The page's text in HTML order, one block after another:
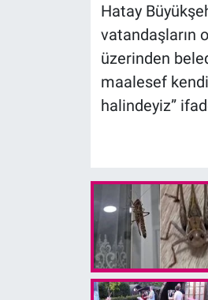
Hatay
vatandaşların
üzerinden
maalesef
halindeyiz”